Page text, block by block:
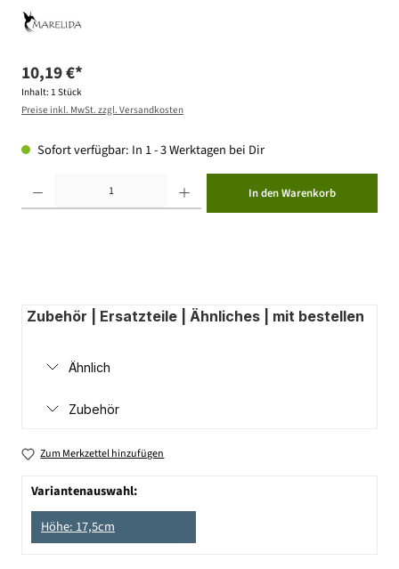
10,19 €*
Inhalt: 1 Stück
Preise inkl. MwSt. zzgl. Versandkosten
Sofort verfügbar: In 1 - 3 Werktagen bei Dir
In den Warenkorb
Zubehör | Ersatzteile | Ähnliches | mit bestellen
Ähnlich
Zubehör
Zum Merkzettel hinzufügen
Variantenauswahl:
Höhe: 17,5cm